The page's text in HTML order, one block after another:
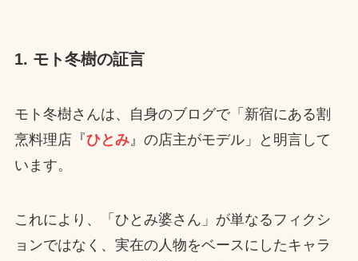
1. モト冬樹の証言
モト冬樹さんは、自身のブログで「新宿にある割
烹料理店『ひとみ』の店主がモデル」と明言して
います。
これにより、「ひとみ婆さん」が単なるフィクシ
ョンではなく、実在の人物をベースにしたキャラ